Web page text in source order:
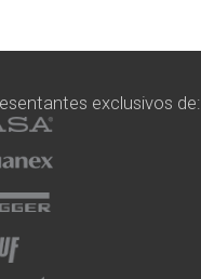
exclusivos de: